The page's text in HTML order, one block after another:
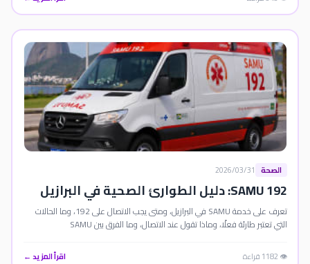
الصحة 2026/03/31
SAMU 192: دليل الطوارئ الصحية في البرازيل
تعرف على خدمة SAMU في البرازيل، ومتى يجب الاتصال على 192، وما الحالات
التي تعتبر طارئة فعلًا، وماذا تقول عند الاتصال، وما الفرق بين SAMU
👁️ 1182 قراءة اقرأ المزيد ←